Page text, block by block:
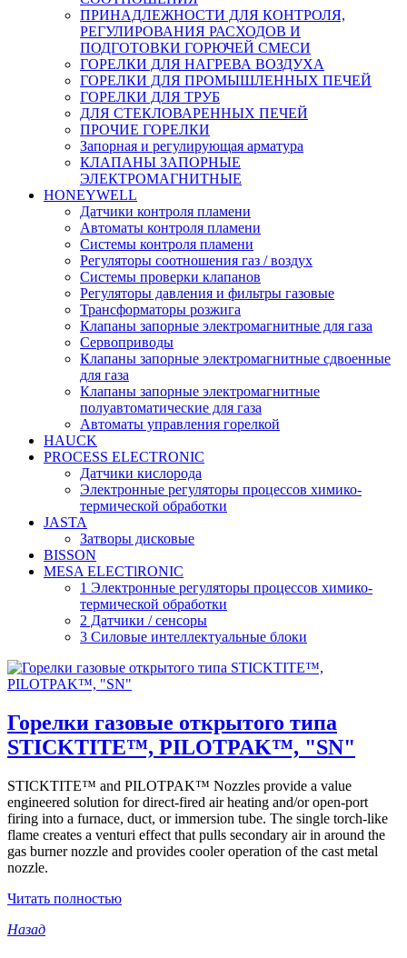
ПРИНАДЛЕЖНОСТИ ДЛЯ КОНТРОЛЯ,
РЕГУЛИРОВАНИЯ РАСХОДОВ И
ПОДГОТОВКИ ГОРЮЧЕЙ СМЕСИ
ГОРЕЛКИ ДЛЯ НАГРЕВА ВОЗДУХА
ГОРЕЛКИ ДЛЯ ПРОМЫШЛЕННЫХ ПЕЧЕЙ
ГОРЕЛКИ ДЛЯ ТРУБ
ДЛЯ СТЕКЛОВАРЕННЫХ ПЕЧЕЙ
ПРОЧИЕ ГОРЕЛКИ
Запорная и регулирующая арматура
КЛАПАНЫ ЗАПОРНЫЕ
ЭЛЕКТРОМАГНИТНЫЕ
HONEYWELL
Датчики контроля пламени
Автоматы контроля пламени
Системы контроля пламени
Регуляторы соотношения газ / воздух
Системы проверки клапанов
Регуляторы давления и фильтры газовые
Трансформаторы розжига
Клапаны запорные электромагнитные для газа
Сервоприводы
Клапаны запорные электромагнитные сдвоенные
для газа
Клапаны запорные электромагнитные
полуавтоматические для газа
Автоматы управления горелкой
HAUCK
PROCESS ELECTRONIC
Датчики кислорода
Электронные регуляторы процессов химико-
термической обработки
JASTA
Затворы дисковые
BISSON
MESA ELECTlRONIC
1 Электронные регуляторы процессов химико-
термической обработки
2 Датчики / сенсоры
3 Силовые интеллектуальные блоки
Горелки газовые открытого типа
STICKTITE™, PILOTPAK™, "SN"
STICKTITE™ and PILOTPAK™ Nozzles provide a value
engineered solution for direct-fired air heating and/or open-port
firing into a furnace, duct, or immersion tube. The single torch-like
flame creates a venturi effect that pulls secondary air in around the
gas burner nozzle and provides cooler operation of the cast metal
nozzle.
Читать полностью
Назад